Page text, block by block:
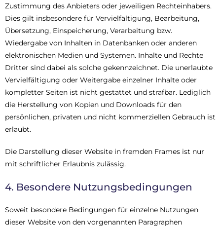
Zustimmung des Anbieters oder jeweiligen Rechteinhabers.
Dies gilt insbesondere für Vervielfältigung, Bearbeitung,
Übersetzung, Einspeicherung, Verarbeitung bzw.
Wiedergabe von Inhalten in Datenbanken oder anderen
elektronischen Medien und Systemen. Inhalte und Rechte
Dritter sind dabei als solche gekennzeichnet. Die unerlaubte
Vervielfältigung oder Weitergabe einzelner Inhalte oder
kompletter Seiten ist nicht gestattet und strafbar. Lediglich
die Herstellung von Kopien und Downloads für den
persönlichen, privaten und nicht kommerziellen Gebrauch ist
erlaubt.
Die Darstellung dieser Website in fremden Frames ist nur
mit schriftlicher Erlaubnis zulässig.
4. Besondere Nutzungsbedingungen
Soweit besondere Bedingungen für einzelne Nutzungen
dieser Website von den vorgenannten Paragraphen